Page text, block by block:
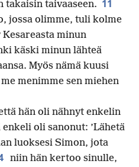
taivaaseen. 11
jossa olimme, tuli kolme
minun
käski minun lähteä
Myös nämä kuusi
menimme sen miehen
hän oli nähnyt enkelin
oli sanonut: ’Lähetä
luoksesi Simon, jota
niin hän kertoo sinulle,